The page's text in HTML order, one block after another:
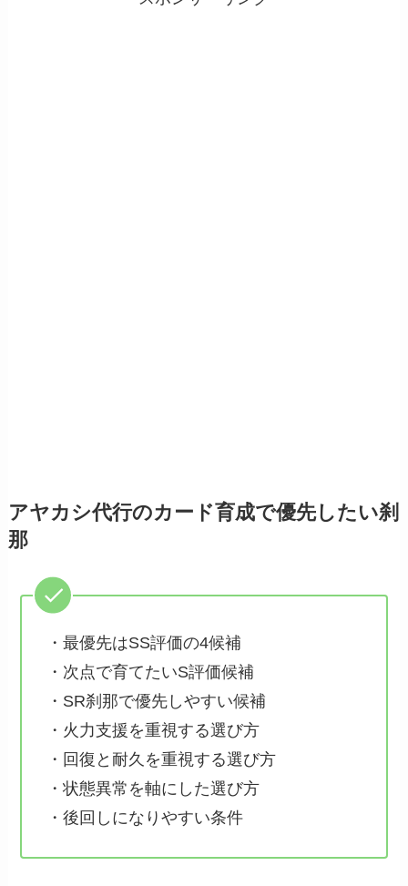
アヤカシ代行のカード育成で優先したい刹
那
・最優先はSS評価の4候補
・次点で育てたいS評価候補
・SR刹那で優先しやすい候補
・火力支援を重視する選び方
・回復と耐久を重視する選び方
・状態異常を軸にした選び方
・後回しになりやすい条件